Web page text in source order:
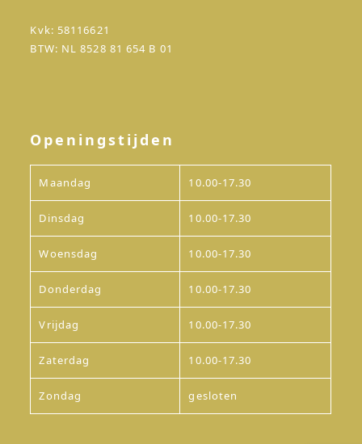
Kvk: 58116621
BTW: NL 8528 81 654 B 01
Openingstijden
Maandag 10.00-17.30
Dinsdag 10.00-17.30
Woensdag 10.00-17.30
Donderdag 10.00-17.30
Vrijdag 10.00-17.30
Zaterdag 10.00-17.30
Zondag gesloten